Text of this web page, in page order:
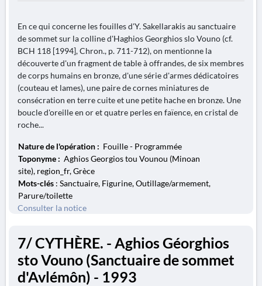
En ce qui concerne les fouilles d'Y. Sakellarakis au sanctuaire
de sommet sur la colline d'Haghios Georghios slo Vouno (cf.
BCH 118 [1994], Chron., p. 711-712), on mentionne la
découverte d'un fragment de table à offrandes, de six membres
de corps humains en bronze, d'une série d'armes dédicatoires
(couteau et lames), une paire de cornes miniatures de
consécration en terre cuite et une petite hache en bronze. Une
boucle d'oreille en or et quatre perles en faïence, en cristal de
roche...
Nature de l'opération : Fouille - Programmée
Toponyme : Aghios Georgios tou Vounou (Minoan
site), region_fr, Grèce
Mots-clés : Sanctuaire, Figurine, Outillage/armement,
Parure/toilette
Consulter la notice
7/ CYTHÈRE. - Aghios Géorghios
sto Vouno (Sanctuaire de sommet
d'Avlémôn) - 1993